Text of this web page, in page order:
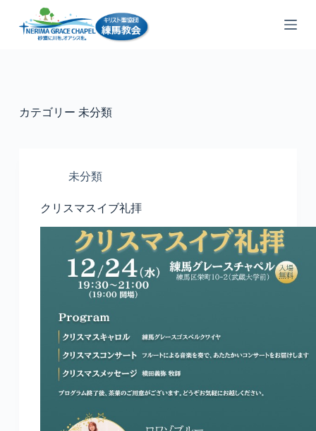
ン
キ
カテゴリー 未分類
未分類
クリスマスイブ礼拝